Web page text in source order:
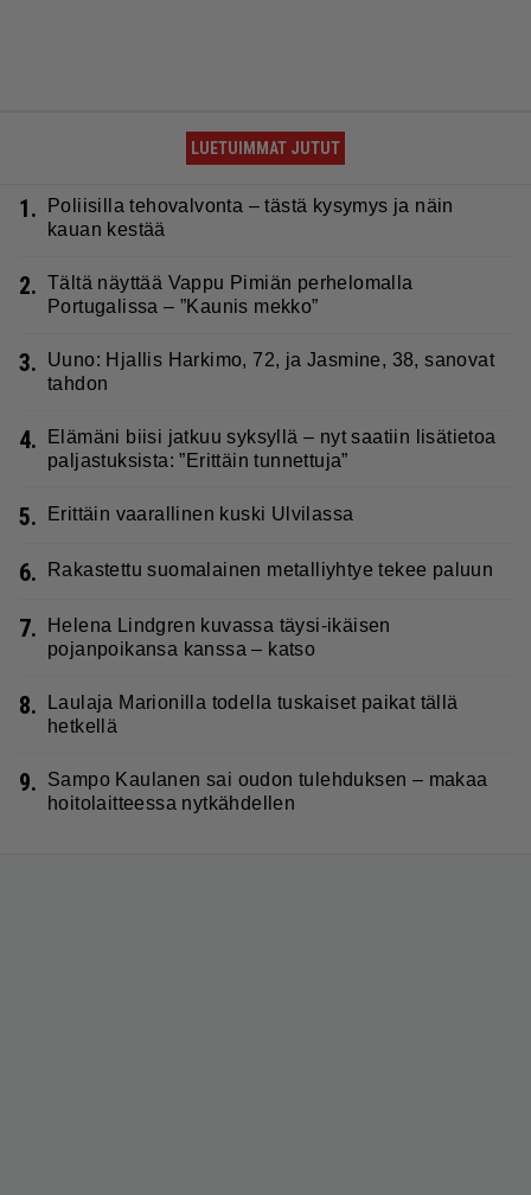
LUETUIMMAT JUTUT
1.
Poliisilla tehovalvonta – tästä kysymys ja näin
kauan kestää
2. Tältä näyttää Vappu Pimiän perhelomalla
Portugalissa – ”Kaunis mekko”
3.
Uuno: Hjallis Harkimo, 72, ja Jasmine, 38, sanovat
tahdon
4.
Elämäni biisi jatkuu syksyllä – nyt saatiin lisätietoa
paljastuksista: ”Erittäin tunnettuja”
5. Erittäin vaarallinen kuski Ulvilassa
6. Rakastettu suomalainen metalliyhtye tekee paluun
7.
Helena Lindgren kuvassa täysi-ikäisen
pojanpoikansa kanssa – katso
8.
Laulaja Marionilla todella tuskaiset paikat tällä
hetkellä
9.
Sampo Kaulanen sai oudon tulehduksen – makaa
hoitolaitteessa nytkähdellen